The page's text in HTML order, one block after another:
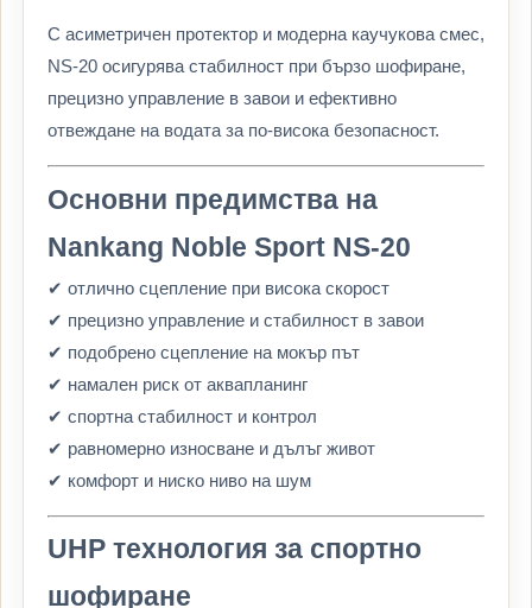
С асиметричен протектор и модерна каучукова смес,
NS-20 осигурява стабилност при бързо шофиране,
прецизно управление в завои и ефективно
отвеждане на водата за по-висока безопасност.
Основни предимства на
Nankang Noble Sport NS-20
✔ отлично сцепление при висока скорост
✔ прецизно управление и стабилност в завои
✔ подобрено сцепление на мокър път
✔ намален риск от аквапланинг
✔ спортна стабилност и контрол
✔ равномерно износване и дълъг живот
✔ комфорт и ниско ниво на шум
UHP технология за спортно
шофиране